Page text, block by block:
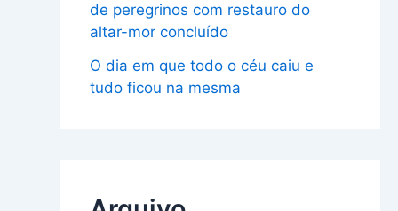
de peregrinos com restauro do
altar-mor concluído
O dia em que todo o céu caiu e
tudo ficou na mesma